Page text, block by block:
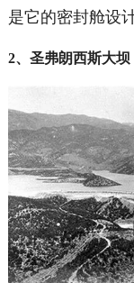
是它的密封舱设
2、圣弗朗西斯大坝